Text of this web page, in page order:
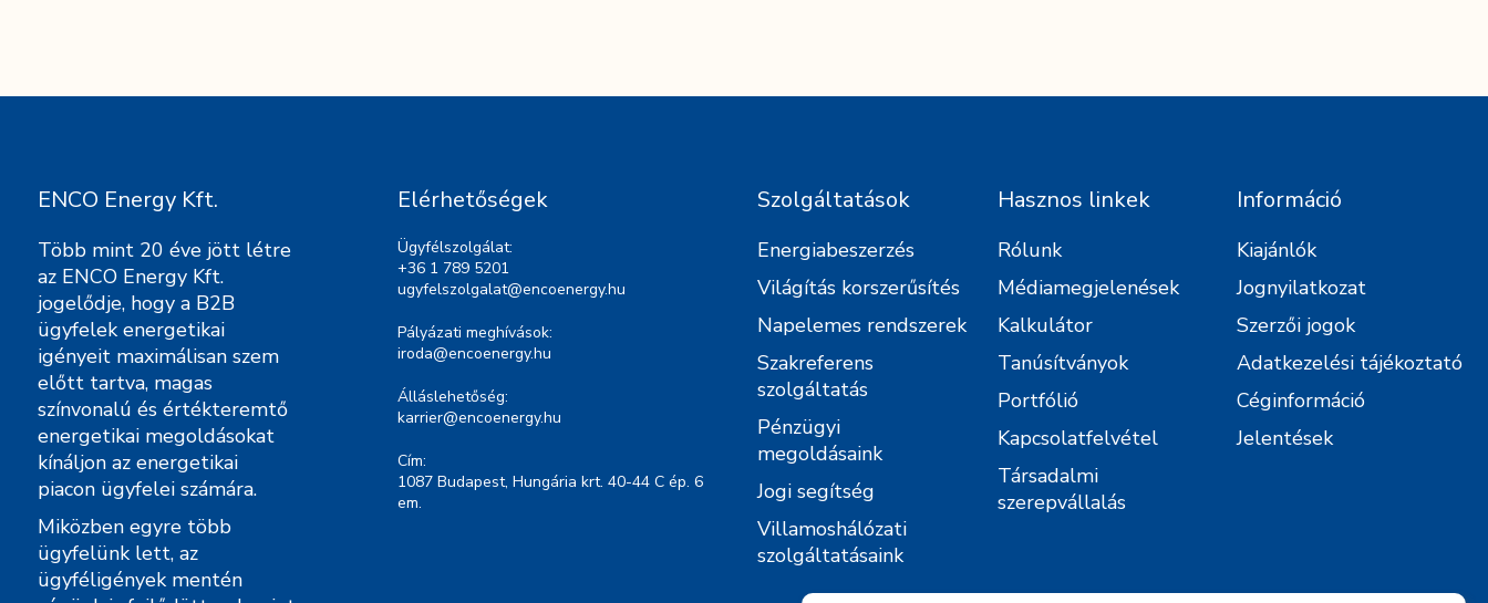
ENCO Energy Kft.
Több mint 20 éve jött létre
az ENCO Energy Kft.
jogelődje, hogy a B2B
ügyfelek energetikai
igényeit maximálisan szem
előtt tartva, magas
színvonalú és értékteremtő
energetikai megoldásokat
kínáljon az energetikai
piacon ügyfelei számára.
Miközben egyre több
ügyfelünk lett, az
ügyféligények mentén
Elérhetőségek
Ügyfélszolgálat:
+36 1 789 5201
ugyfelszolgalat@encoenergy.hu
Pályázati meghívások:
iroda@encoenergy.hu
Álláslehetőség:
karrier@encoenergy.hu
Cím:
1087 Budapest, Hungária krt. 40-44 C ép. 6
em.
Szolgáltatások
Energiabeszerzés
Világítás korszerűsítés
Napelemes rendszerek
Szakreferens
szolgáltatás
Pénzügyi
megoldásaink
Jogi segítség
Villamoshálózati
szolgáltatásaink
Hasznos linkek
Rólunk
Médiamegjelenések
Kalkulátor
Tanúsítványok
Portfólió
Kapcsolatfelvétel
Társadalmi
szerepvállalás
Információ
Kiajánlók
Jognyilatkozat
Szerzői jogok
Adatkezelési tájékoztató
Céginformáció
Jelentések